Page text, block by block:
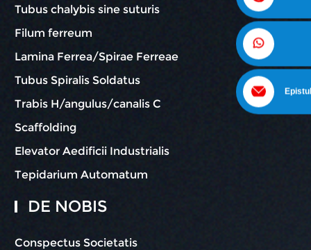
Tubus chalybis sine suturis
Filum ferreum
Lamina Ferrea/Spirae Ferreae
Tubus Spiralis Soldatus
Trabis H/angulus/canalis C
Scaffolding
Elevator Aedificii Industrialis
Tepidarium Automatum
DE NOBIS
Conspectus Societatis